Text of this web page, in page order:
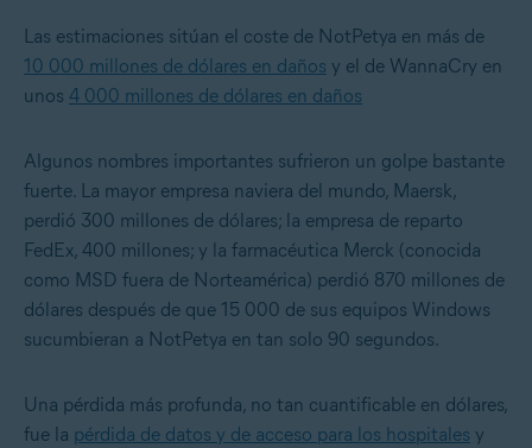
Las estimaciones sitúan el coste de NotPetya en más de
10 000 millones de dólares en daños y el de WannaCry en
unos 4 000 millones de dólares en daños
Algunos nombres importantes sufrieron un golpe bastante
fuerte. La mayor empresa naviera del mundo, Maersk,
perdió 300 millones de dólares; la empresa de reparto
FedEx, 400 millones; y la farmacéutica Merck (conocida
como MSD fuera de Norteamérica) perdió 870 millones de
dólares después de que 15 000 de sus equipos Windows
sucumbieran a NotPetya en tan solo 90 segundos.
Una pérdida más profunda, no tan cuantificable en dólares,
fue la pérdida de datos y de acceso para los hospitales y